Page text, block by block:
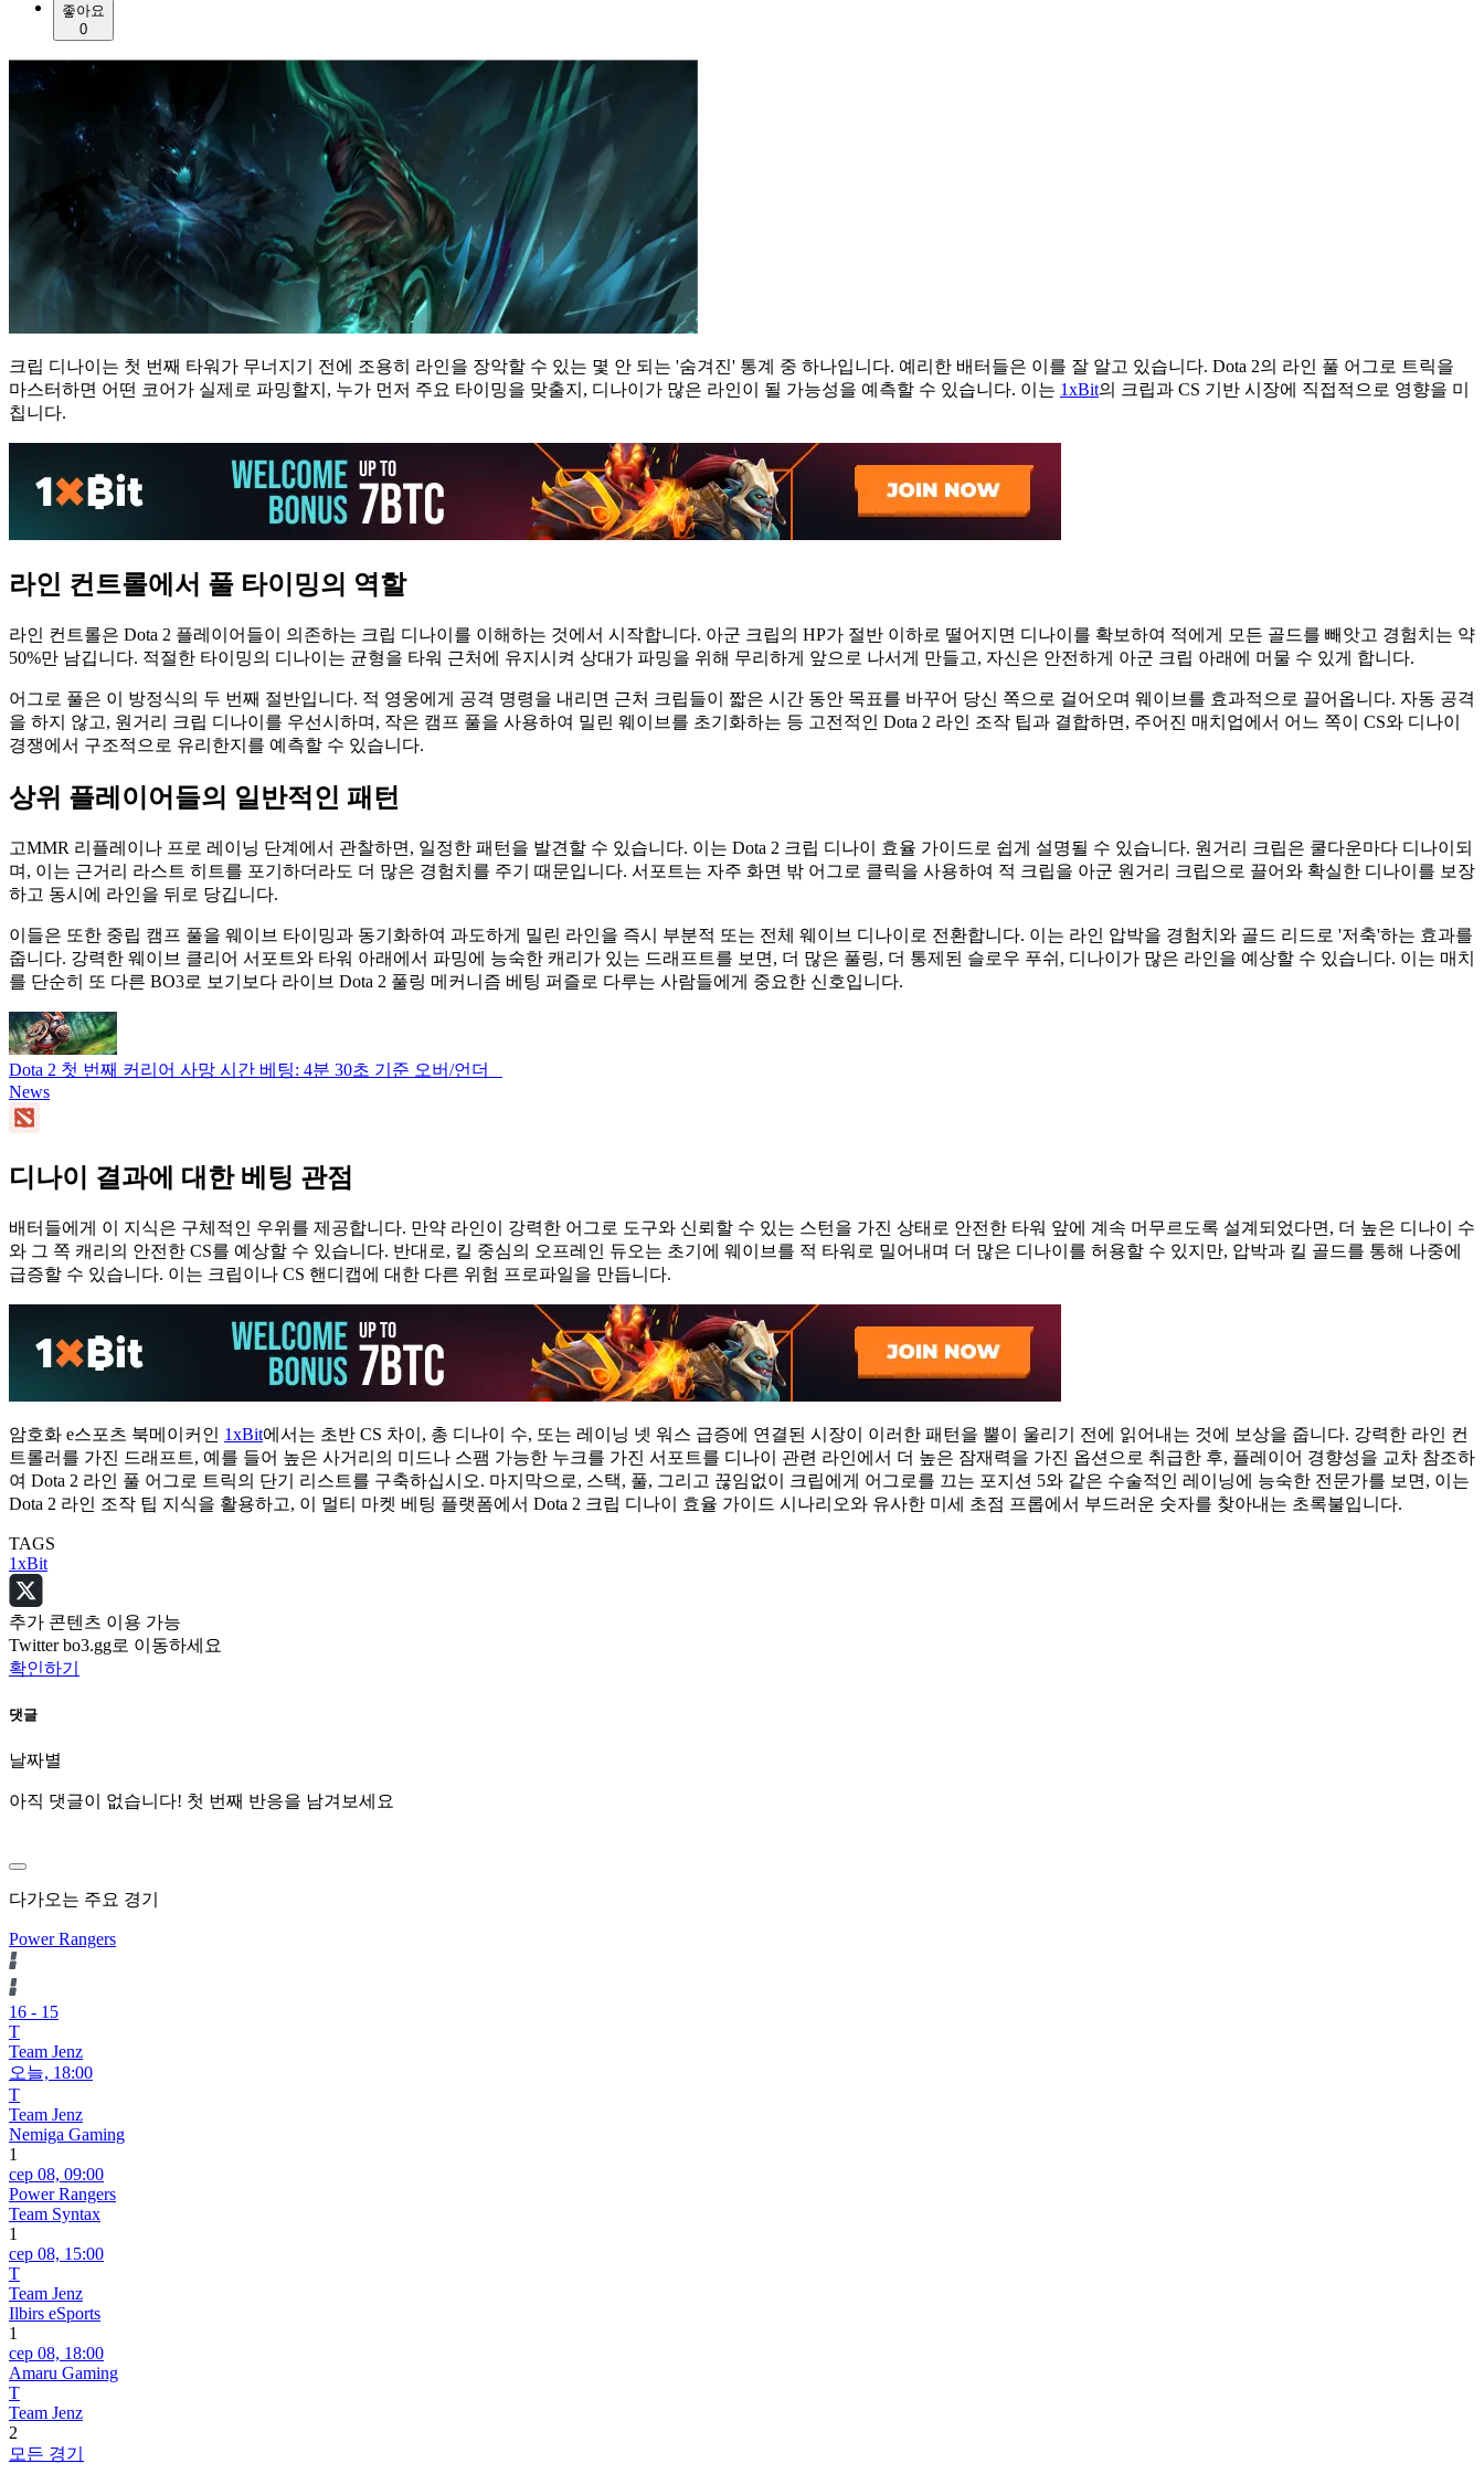
좋아요
0
크립 디나이는 첫 번째 타워가 무너지기 전에 조용히 라인을 장악할 수 있는 몇 안 되는 '숨겨진' 통계 중 하나입니다. 예리한 배터들은 이를 잘 알고 있습니다. Dota 2의 라인 풀 어그로 트릭을
마스터하면 어떤 코어가 실제로 파밍할지, 누가 먼저 주요 타이밍을 맞출지, 디나이가 많은 라인이 될 가능성을 예측할 수 있습니다. 이는 1xBit의 크립과 CS 기반 시장에 직접적으로 영향을 미
칩니다.
라인 컨트롤에서 풀 타이밍의 역할
라인 컨트롤은 Dota 2 플레이어들이 의존하는 크립 디나이를 이해하는 것에서 시작합니다. 아군 크립의 HP가 절반 이하로 떨어지면 디나이를 확보하여 적에게 모든 골드를 빼앗고 경험치는 약
50%만 남깁니다. 적절한 타이밍의 디나이는 균형을 타워 근처에 유지시켜 상대가 파밍을 위해 무리하게 앞으로 나서게 만들고, 자신은 안전하게 아군 크립 아래에 머물 수 있게 합니다.
어그로 풀은 이 방정식의 두 번째 절반입니다. 적 영웅에게 공격 명령을 내리면 근처 크립들이 짧은 시간 동안 목표를 바꾸어 당신 쪽으로 걸어오며 웨이브를 효과적으로 끌어옵니다. 자동 공격
을 하지 않고, 원거리 크립 디나이를 우선시하며, 작은 캠프 풀을 사용하여 밀린 웨이브를 초기화하는 등 고전적인 Dota 2 라인 조작 팁과 결합하면, 주어진 매치업에서 어느 쪽이 CS와 디나이
경쟁에서 구조적으로 유리한지를 예측할 수 있습니다.
상위 플레이어들의 일반적인 패턴
고MMR 리플레이나 프로 레이닝 단계에서 관찰하면, 일정한 패턴을 발견할 수 있습니다. 이는 Dota 2 크립 디나이 효율 가이드로 쉽게 설명될 수 있습니다. 원거리 크립은 쿨다운마다 디나이되
며, 이는 근거리 라스트 히트를 포기하더라도 더 많은 경험치를 주기 때문입니다. 서포트는 자주 화면 밖 어그로 클릭을 사용하여 적 크립을 아군 원거리 크립으로 끌어와 확실한 디나이를 보장
하고 동시에 라인을 뒤로 당깁니다.
이들은 또한 중립 캠프 풀을 웨이브 타이밍과 동기화하여 과도하게 밀린 라인을 즉시 부분적 또는 전체 웨이브 디나이로 전환합니다. 이는 라인 압박을 경험치와 골드 리드로 '저축'하는 효과를
줍니다. 강력한 웨이브 클리어 서포트와 타워 아래에서 파밍에 능숙한 캐리가 있는 드래프트를 보면, 더 많은 풀링, 더 통제된 슬로우 푸쉬, 디나이가 많은 라인을 예상할 수 있습니다. 이는 매치
를 단순히 또 다른 BO3로 보기보다 라이브 Dota 2 풀링 메커니즘 베팅 퍼즐로 다루는 사람들에게 중요한 신호입니다.
Dota 2 첫 번째 커리어 사망 시간 베팅: 4분 30초 기준 오버/언더
News
디나이 결과에 대한 베팅 관점
배터들에게 이 지식은 구체적인 우위를 제공합니다. 만약 라인이 강력한 어그로 도구와 신뢰할 수 있는 스턴을 가진 상태로 안전한 타워 앞에 계속 머무르도록 설계되었다면, 더 높은 디나이 수
와 그 쪽 캐리의 안전한 CS를 예상할 수 있습니다. 반대로, 킬 중심의 오프레인 듀오는 초기에 웨이브를 적 타워로 밀어내며 더 많은 디나이를 허용할 수 있지만, 압박과 킬 골드를 통해 나중에
급증할 수 있습니다. 이는 크립이나 CS 핸디캡에 대한 다른 위험 프로파일을 만듭니다.
암호화 e스포츠 북메이커인 1xBit에서는 초반 CS 차이, 총 디나이 수, 또는 레이닝 넷 워스 급증에 연결된 시장이 이러한 패턴을 뿔이 울리기 전에 읽어내는 것에 보상을 줍니다. 강력한 라인 컨
트롤러를 가진 드래프트, 예를 들어 높은 사거리의 미드나 스팸 가능한 누크를 가진 서포트를 디나이 관련 라인에서 더 높은 잠재력을 가진 옵션으로 취급한 후, 플레이어 경향성을 교차 참조하
여 Dota 2 라인 풀 어그로 트릭의 단기 리스트를 구축하십시오. 마지막으로, 스택, 풀, 그리고 끊임없이 크립에게 어그로를 끄는 포지션 5와 같은 수술적인 레이닝에 능숙한 전문가를 보면, 이는
Dota 2 라인 조작 팁 지식을 활용하고, 이 멀티 마켓 베팅 플랫폼에서 Dota 2 크립 디나이 효율 가이드 시나리오와 유사한 미세 초점 프롭에서 부드러운 숫자를 찾아내는 초록불입니다.
TAGS
1xBit
추가 콘텐츠 이용 가능
Twitter bo3.gg로 이동하세요
확인하기
댓글
날짜별
아직 댓글이 없습니다! 첫 번째 반응을 남겨보세요
다가오는 주요 경기
Power Rangers
16 - 15
T
Team Jenz
오늘, 18:00
T
Team Jenz
Nemiga Gaming
1
сер 08, 09:00
Power Rangers
Team Syntax
1
сер 08, 15:00
T
Team Jenz
Ilbirs eSports
1
сер 08, 18:00
Amaru Gaming
T
Team Jenz
2
모든 경기